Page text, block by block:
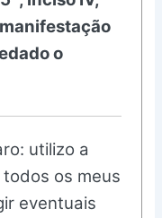
o
utilizo a
todos os meus
eventuais